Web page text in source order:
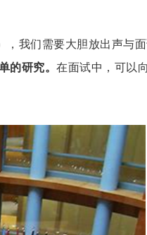
我们需要大胆放出声与
的研究。在面试中，可以